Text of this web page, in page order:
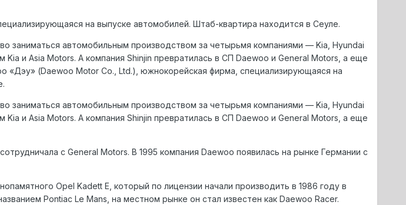
на выпуске автомобилей. Штаб-квартира находится в Сеуле.
заниматься автомобильным производством за четырьмя компаниями — Kia, Hyundai
и Asia Motors. А компания Shinjin превратилась в СП Daewoo и General Motors, а еще
«Дэу» (Daewoo Motor Co., Ltd.), южнокорейская фирма, специализирующаяся на
заниматься автомобильным производством за четырьмя компаниями — Kia, Hyundai
и Asia Motors. А компания Shinjin превратилась в СП Daewoo и General Motors, а еще
с General Motors. В 1995 компания Daewoo появилась на рынке Германии с
Opel Kadett E, который по лицензии начали производить в 1986 году в
Pontiac Le Mans, на местном рынке он стал известен как Daewoo Racer.